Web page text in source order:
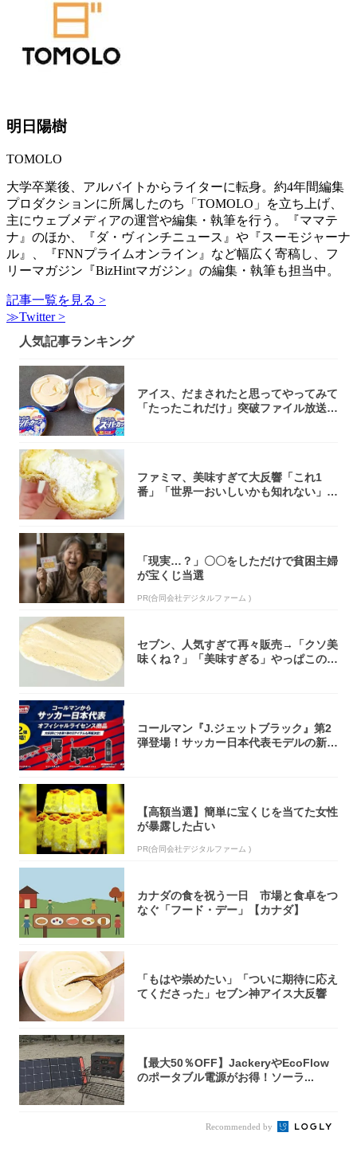
明日陽樹
TOMOLO
大学卒業後、アルバイトからライターに転身。約4年間編集
プロダクションに所属したのち「TOMOLO」を立ち上げ、
主にウェブメディアの運営や編集・執筆を行う。『ママテ
ナ』のほか、『ダ・ヴィンチニュース』や『スーモジャーナ
ル』、『FNNプライムオンライン』など幅広く寄稿し、フ
リーマガジン『BizHintマガジン』の編集・執筆も担当中。
記事一覧を見る >
≫Twitter >
人気記事ランキング
アイス、だまされたと思ってやってみて
「たったこれだけ」突破ファイル放送で
ファミマ、美味すぎて大反響「これ1
番」「世界一おいしいかも知れない」
「現実…？」〇〇をしただけで貧困主婦
が宝くじ当選
PR(合同会社デジタルファーム )
セブン、人気すぎて再々販売→「クソ美
味くね？」「美味すぎる」やっぱこのク
コールマン『J.ジェットブラック』第2
弾登場！サッカー日本代表モデルの新作
【高額当選】簡単に宝くじを当てた女性
が暴露した占い
PR(合同会社デジタルファーム )
カナダの食を祝う一日 市場と食卓をつ
なぐ「フード・デー」【カナダ】
「もはや崇めたい」「ついに期待に応え
てくださった」セブン神アイス大反響
【最大50％OFF】JackeryやEcoFlow
のポータブル電源がお得！ソーラ...
Recommended by